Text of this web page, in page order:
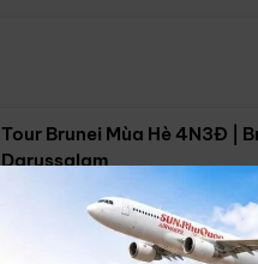
Tour Brunei Mùa Hè 4N3Đ |
Darussalam
Hồ Chí Minh 4N3Đ